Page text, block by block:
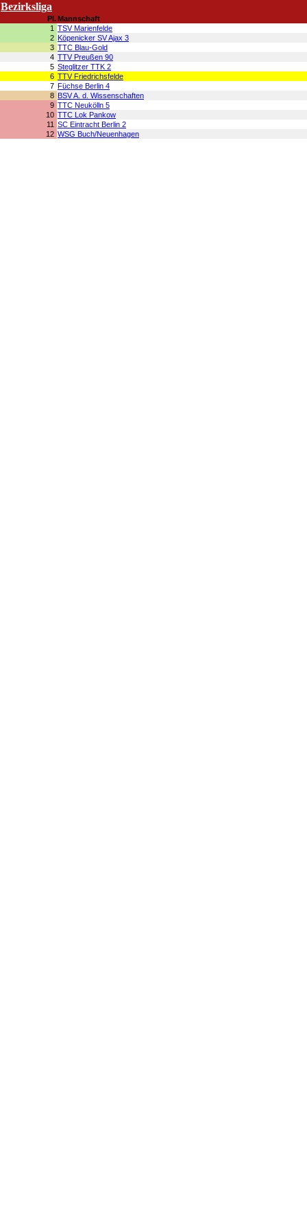
Bezirksliga
Pl.Mannschaft
1 TSV Marienfelde
2 Köpenicker SV Ajax 3
3 TTC Blau-Gold
4 TTV Preußen 90
5 Steglitzer TTK 2
6 TTV Friedrichsfelde
7 Füchse Berlin 4
8 BSV A. d. Wissenschaften
9 TTC Neukölln 5
10 TTC Lok Pankow
11 SC Eintracht Berlin 2
12 WSG Buch/Neuenhagen